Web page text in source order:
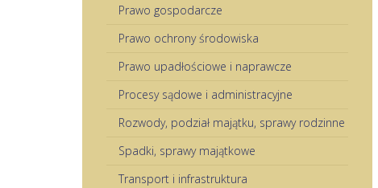
Prawo gospodarcze
Prawo ochrony środowiska
Prawo upadłościowe i naprawcze
Procesy sądowe i administracyjne
Rozwody, podział majątku, sprawy rodzinne
Spadki, sprawy majątkowe
Transport i infrastruktura